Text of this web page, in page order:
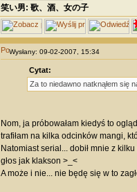
笑い男: 歌、酒、女の子
Wysłany: 09-02-2007, 15:34
Cytat:
Za to niedawno natknąłem się
Nom, ja próbowałam kiedyś to
trafiłam na kilka odcinków mangi,
Natomiast serial... dobił mnie z
głos jak klakson >_<
A może i nie... nie będę się w to